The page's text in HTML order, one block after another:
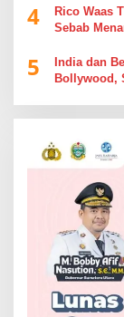
4
Rico Waas
Sebab
5
India dan
Bollywood,